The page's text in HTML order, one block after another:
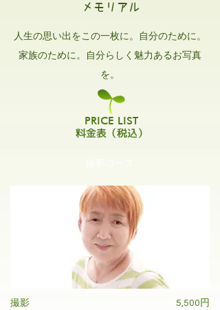
メモリアル
人生の思い出をこの一枚に。自分のために。
家族のために。自分らしく魅力あるお写真
を。
PRICE LIST
料金表（税込）
撮影
5,500円